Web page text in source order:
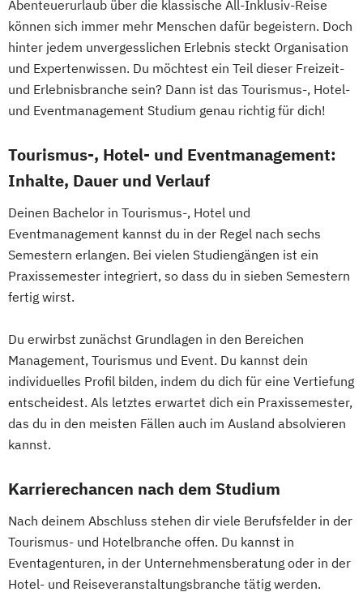
Abenteuerurlaub über die klassische All-Inklusiv-Reise
können sich immer mehr Menschen dafür begeistern. Doch
hinter jedem unvergesslichen Erlebnis steckt Organisation
und Expertenwissen. Du möchtest ein Teil dieser Freizeit-
und Erlebnisbranche sein? Dann ist das Tourismus-, Hotel-
und Eventmanagement Studium genau richtig für dich!
Tourismus-, Hotel- und Eventmanagement:
Inhalte, Dauer und Verlauf
Deinen Bachelor in Tourismus-, Hotel und
Eventmanagement kannst du in der Regel nach sechs
Semestern erlangen. Bei vielen Studiengängen ist ein
Praxissemester integriert, so dass du in sieben Semestern
fertig wirst.
Du erwirbst zunächst Grundlagen in den Bereichen
Management, Tourismus und Event. Du kannst dein
individuelles Profil bilden, indem du dich für eine Vertiefung
entscheidest. Als letztes erwartet dich ein Praxissemester,
das du in den meisten Fällen auch im Ausland absolvieren
kannst.
Karrierechancen nach dem Studium
Nach deinem Abschluss stehen dir viele Berufsfelder in der
Tourismus- und Hotelbranche offen. Du kannst in
Eventagenturen, in der Unternehmensberatung oder in der
Hotel- und Reiseveranstaltungsbranche tätig werden.